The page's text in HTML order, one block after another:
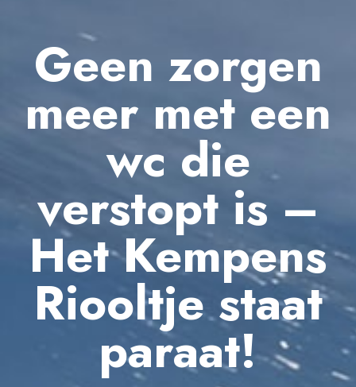
Geen zorgen
meer met een
wc die
verstopt is –
Het Kempens
Riooltje staat
paraat!